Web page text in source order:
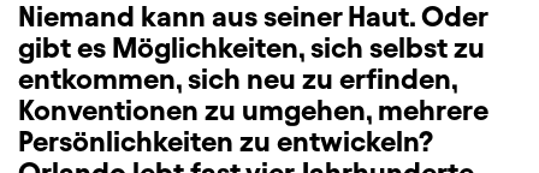
Niemand kann aus seiner Haut. Oder
gibt es Möglichkeiten, sich selbst zu
entkommen, sich neu zu erfinden,
Konventionen zu umgehen, mehrere
Persönlichkeiten zu entwickeln?